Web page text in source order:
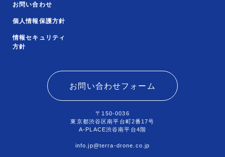
お問い合わせ
個人情報保護方針
情報セキュリティ
方針
お問い合わせフォーム
〒150-0036
東京都渋谷区南平台町2番17号
A-PLACE渋谷南平台4階
info.jp@terra-drone.co.jp